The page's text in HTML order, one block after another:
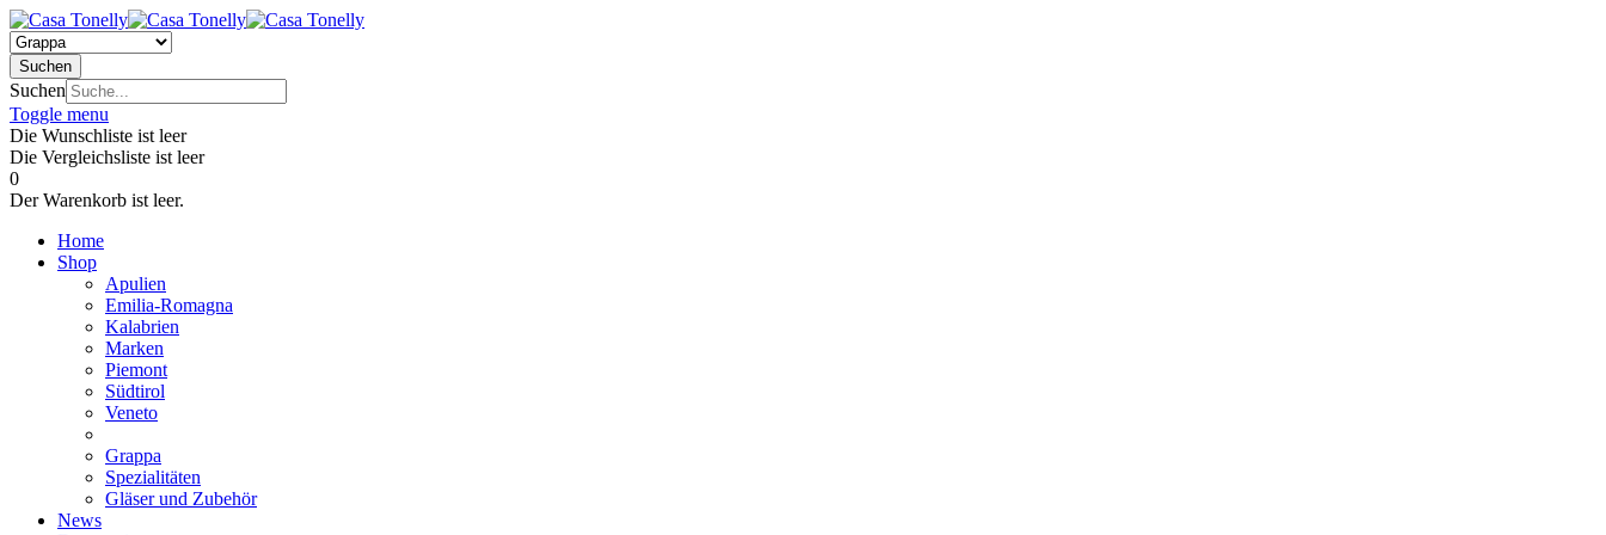
Suchen
Suchen
Toggle menu
Die Wunschliste ist leer
Die Vergleichsliste ist leer
0
Der Warenkorb ist leer.
Home
Shop
Apulien
Emilia-Romagna
Kalabrien
Marken
Piemont
Südtirol
Veneto
Grappa
Spezialitäten
Gläser und Zubehör
News